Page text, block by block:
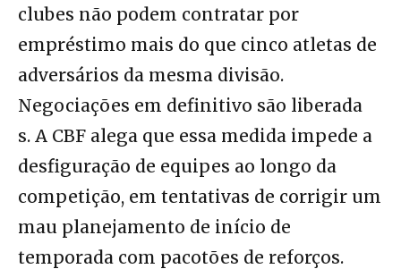
clubes não podem contratar por
empréstimo mais do que cinco atletas de
adversários da mesma divisão.
Negociações em definitivo são liberada
s. A CBF alega que essa medida impede a
desfiguração de equipes ao longo da
competição, em tentativas de corrigir um
mau planejamento de início de
temporada com pacotões de reforços.